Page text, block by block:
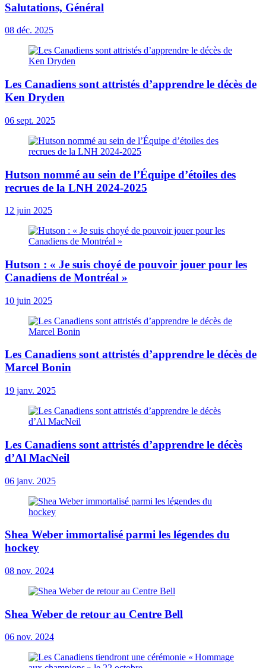
Salutations, Général
08 déc. 2025
Les Canadiens sont attristés d’apprendre le décès de
Ken Dryden
06 sept. 2025
Hutson nommé au sein de l’Équipe d’étoiles des
recrues de la LNH 2024-2025
12 juin 2025
Hutson : « Je suis choyé de pouvoir jouer pour les
Canadiens de Montréal »
10 juin 2025
Les Canadiens sont attristés d’apprendre le décès de
Marcel Bonin
19 janv. 2025
Les Canadiens sont attristés d’apprendre le décès
d’Al MacNeil
06 janv. 2025
Shea Weber immortalisé parmi les légendes du
hockey
08 nov. 2024
Shea Weber de retour au Centre Bell
06 nov. 2024